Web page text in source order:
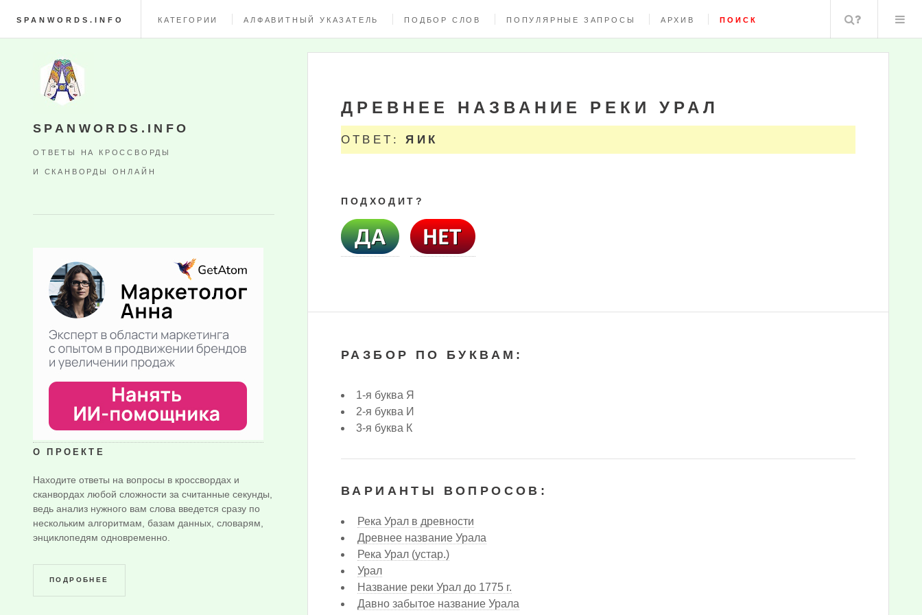
SPANWORDS.INFO КАТЕГОРИИ АЛФАВИТНЫЙ УКАЗАТЕЛЬ ПОДБОР СЛОВ ПОПУЛЯРНЫЕ ЗАПРОСЫ АРХИВ ПОИСК Поиск
ДРЕВНЕЕ НАЗВАНИЕ РЕКИ УРАЛ
ОТВЕТ:ЯИК
ПОДХОДИТ?
РАЗБОР ПО БУКВАМ:
1-я буква Я
2-я буква И
3-я буква К
ВАРИАНТЫ ВОПРОСОВ:
Река Урал в древности
Древнее название Урала
Река Урал (устар.)
Урал
Название реки Урал до 1775 г.
Давно забытое название Урала
SPANWORDS.INFO
ОТВЕТЫ НА КРОССВОРДЫ
И СКАНВОРДЫ ОНЛАЙН
О ПРОЕКТЕ
Находите ответы на вопросы в кроссвордах и
сканвордах любой сложности за считанные секунды,
ведь анализ нужного вам слова введется сразу по
нескольким алгоритмам, базам данных, словарям,
энциклопедям одновременно.
ПОДРОБНЕЕ